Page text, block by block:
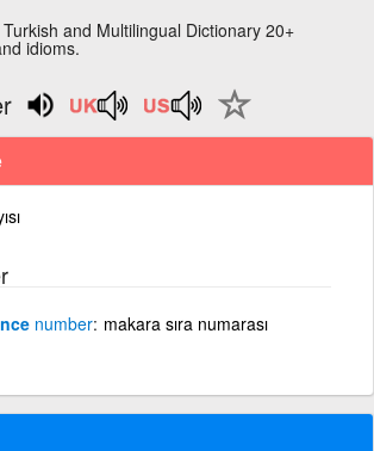
and Multilingual Dictionary 20+
idioms.
number makara sıra numarası